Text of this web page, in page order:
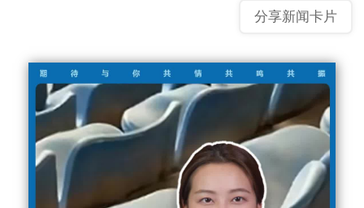
分享新闻卡片